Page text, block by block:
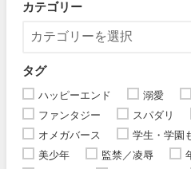
カテゴリー
タグ
ハッピーエンド 溺愛
ファンタジー
スパダリ
オメガバース
学生・学園
美少年
監禁／凌辱